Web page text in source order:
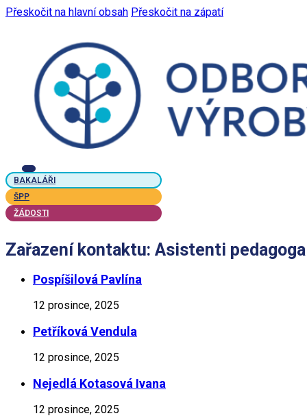
Přeskočit na hlavní obsah Přeskočit na zápatí
BAKALÁŘI
ŠPP
ŽÁDOSTI
Zařazení kontaktu: Asistenti pedagoga
Pospíšilová Pavlína
12 prosince, 2025
Petříková Vendula
12 prosince, 2025
Nejedlá Kotasová Ivana
12 prosince, 2025